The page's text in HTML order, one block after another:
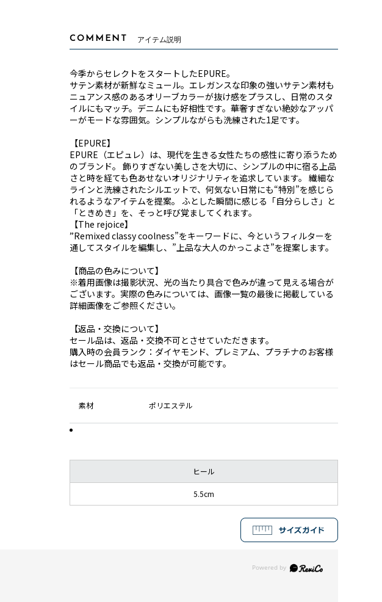
COMMENT アイテム説明
今季からセレクトをスタートしたEPURE。
サテン素材が新鮮なミュール。エレガンスな印象の強いサテン素材も
ニュアンス感のあるオリーブカラーが抜け感をプラスし、日常のスタ
イルにもマッチ。デニムにも好相性です。華奢すぎない絶妙なアッパ
ーがモードな雰囲気。シンプルながらも洗練された1足です。
【EPURE】
EPURE（エピュレ）は、現代を生きる女性たちの感性に寄り添うため
のブランド。 飾りすぎない美しさを大切に、シンプルの中に宿る上品
さと時を経ても色あせないオリジナリティを追求しています。 繊細な
ラインと洗練されたシルエットで、何気ない日常にも“特別”を感じら
れるようなアイテムを提案。 ふとした瞬間に感じる「自分らしさ」と
「ときめき」を、そっと呼び覚ましてくれます。
【The rejoice】
”Remixed classy coolness”をキーワードに、今というフィルターを
通してスタイルを編集し、”上品な大人のかっこよさ”を提案します。
【商品の色みについて】
※着用画像は撮影状況、光の当たり具合で色みが違って見える場合が
ございます。実際の色みについては、画像一覧の最後に掲載している
詳細画像をご参照ください。
【返品・交換について】
セール品は、返品・交換不可とさせていただきます。
購入時の会員ランク：ダイヤモンド、プレミアム、プラチナのお客様
はセール商品でも返品・交換が可能です。
素材 ポリエステル
ヒール
5.5cm